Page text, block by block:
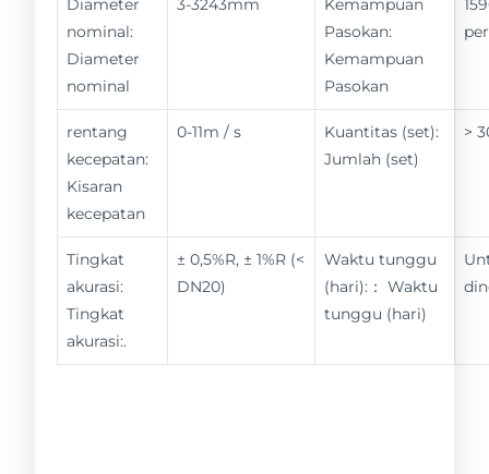
Diameter
nominal:
Diameter
nominal
3-3243mm
Kemampuan
Pasokan:
Kemampuan
Pasokan
rentang
kecepatan:
Kisaran
kecepatan
0-11m / s
Kuantitas (set):
Jumlah (set)
>
Tingkat
akurasi:
Tingkat
akurasi:.
± 0,5%R, ± 1%R (<
DN20)
Waktu tunggu
(hari):： Waktu
tunggu (hari)